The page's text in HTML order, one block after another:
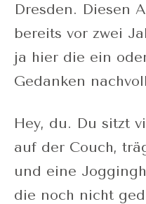
Dresden. Diesen
bereits vor zwei
ja hier die ein
Gedanken
Hey, du. Du sitzt
auf der Couch,
und eine
die noch nicht